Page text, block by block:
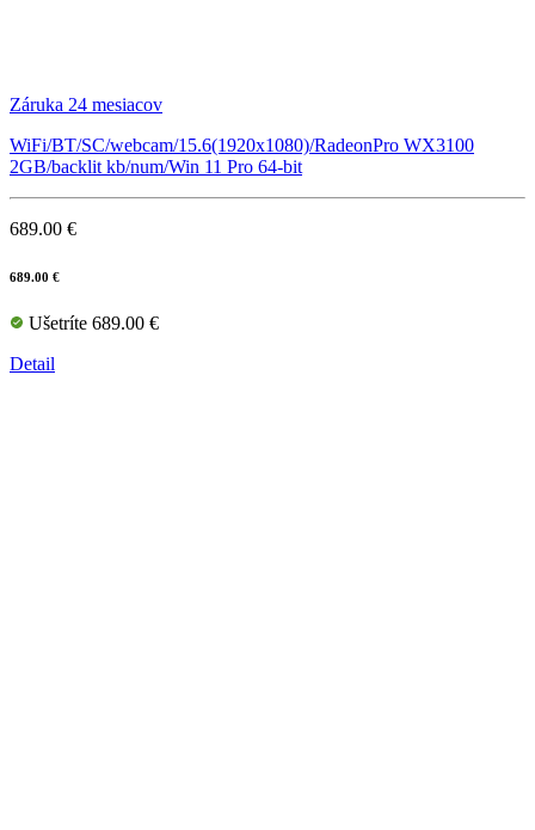
Záruka 24 mesiacov
WiFi/BT/SC/webcam/15.6(1920x1080)/RadeonPro WX3100
2GB/backlit kb/num/Win 11 Pro 64-bit
689.00 €
689.00 €
Ušetríte 689.00 €
Detail